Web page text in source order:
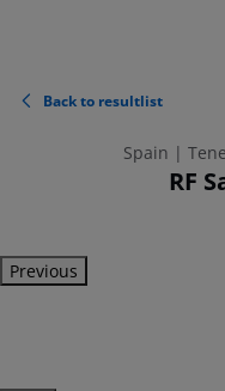
Back to resultlist
Spain |
RF
Previous